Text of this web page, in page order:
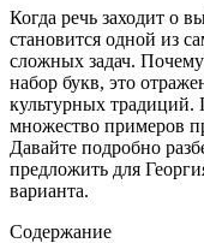
Когда речь заходит о
становится одной из
сложных задач.
набор букв, это
культурных
множество примеров
Давайте подробно
предложить для
варианта.
Содержание